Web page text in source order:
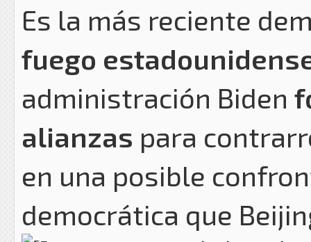
Es la más reciente
fuego
administración Biden
alianzas para
en una posible
democrática que